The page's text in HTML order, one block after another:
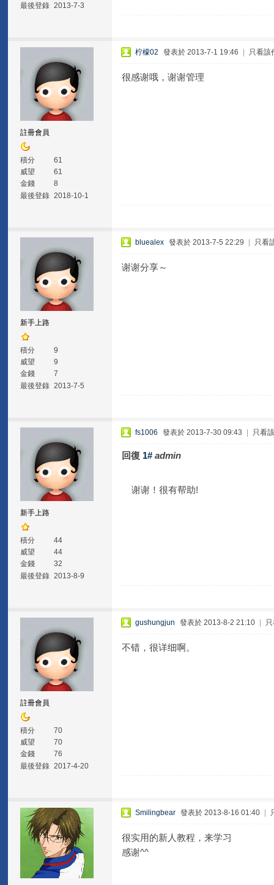
最後登錄 2013-7-3
註冊會員
積分
61
威望
61
金錢
8
最後登錄 2018-10-1
柠檬02 發表於 2013-7-1 19:46 只看該
很感谢哦，谢谢管理
新手上路
積分
9
威望
9
金錢
7
最後登錄 2013-7-5
bluealex 發表於 2013-7-5 22:29 只看
谢谢分享～
新手上路
積分
44
威望
44
金錢
32
最後登錄 2013-8-9
fs1006 發表於 2013-7-30 09:43 只看
回復 1# admin
谢谢！很有帮助!
註冊會員
積分
70
威望
70
金錢
76
最後登錄 2017-4-20
gushungjun 發表於 2013-8-2 21:10
不错，很详细啊。
Smilingbear 發表於 2013-8-16 01:40
很实用的新人教程，来学习
感谢^^